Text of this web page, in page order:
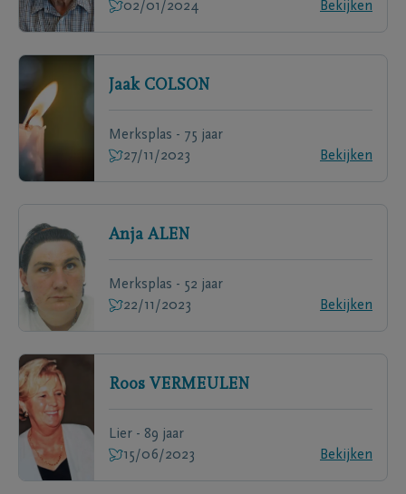
02/01/2024
Bekijken
Jaak COLSON
Merksplas - 75 jaar
27/11/2023
Bekijken
Anja ALEN
Merksplas - 52 jaar
22/11/2023
Bekijken
Roos VERMEULEN
Lier - 89 jaar
15/06/2023
Bekijken